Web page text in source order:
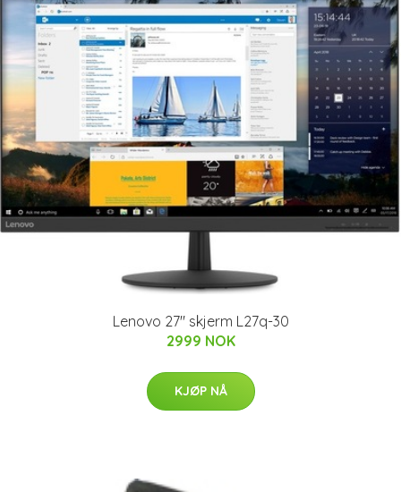
Lenovo 27" skjerm L27q-30
2999 NOK
KJØP NÅ